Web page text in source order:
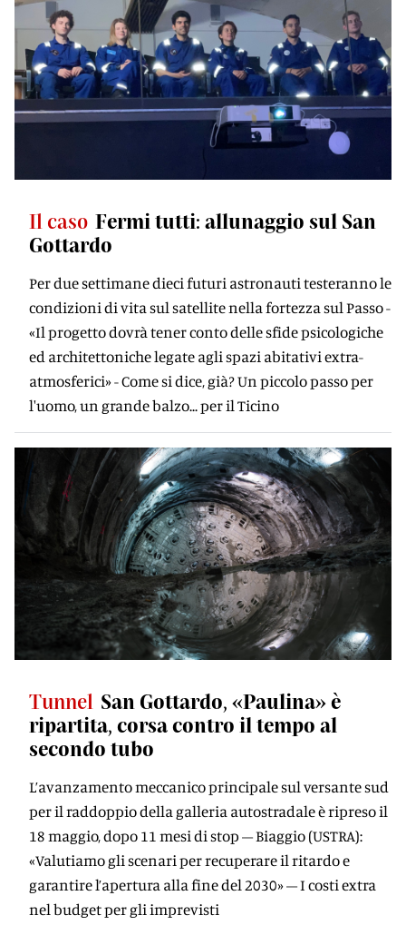
Il caso Fermi tutti: allunaggio sul San
Gottardo
Per due settimane dieci futuri astronauti testeranno le
condizioni di vita sul satellite nella fortezza sul Passo -
«Il progetto dovrà tener conto delle sfide psicologiche
ed architettoniche legate agli spazi abitativi extra-
atmosferici» - Come si dice, già? Un piccolo passo per
l'uomo, un grande balzo... per il Ticino
Tunnel San Gottardo, «Paulina» è
ripartita, corsa contro il tempo al
secondo tubo
L’avanzamento meccanico principale sul versante sud
per il raddoppio della galleria autostradale è ripreso il
18 maggio, dopo 11 mesi di stop – Biaggio (USTRA):
«Valutiamo gli scenari per recuperare il ritardo e
garantire l’apertura alla fine del 2030» – I costi extra
nel budget per gli imprevisti